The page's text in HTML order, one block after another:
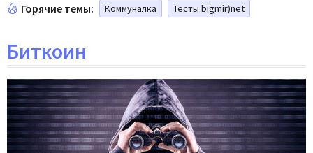
Горячие темы: Коммуналка Тесты bigmir)net
Биткоин